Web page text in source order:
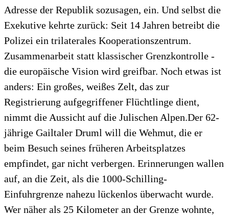
Adresse der Republik sozusagen, ein. Und selbst die
Exekutive kehrte zurück: Seit 14 Jahren betreibt die
Polizei ein trilaterales Kooperationszentrum.
Zusammenarbeit statt klassischer Grenzkontrolle -
die europäische Vision wird greifbar. Noch etwas ist
anders: Ein großes, weißes Zelt, das zur
Registrierung aufgegriffener Flüchtlinge dient,
nimmt die Aussicht auf die Julischen Alpen.Der 62-
jährige Gailtaler Druml will die Wehmut, die er
beim Besuch seines früheren Arbeitsplatzes
empfindet, gar nicht verbergen. Erinnerungen wallen
auf, an die Zeit, als die 1000-Schilling-
Einfuhrgrenze nahezu lückenlos überwacht wurde.
Wer näher als 25 Kilometer an der Grenze wohnte,